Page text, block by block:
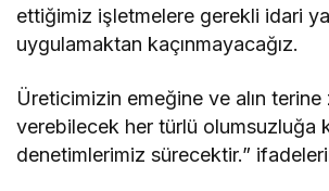
ettiğimiz işletmelere gerekli idari
uygulamaktan kaçınmayacağız.
Üreticimizin emeğine ve alın terine
verebilecek her türlü olumsuzluğa
denetimlerimiz sürecektir.”